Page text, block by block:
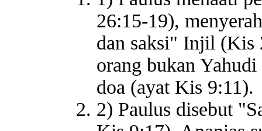
26:15-19),
dan saksi" Injil (Kis
orang bukan
doa (ayat Kis 9:11).
2) Paulus disebut